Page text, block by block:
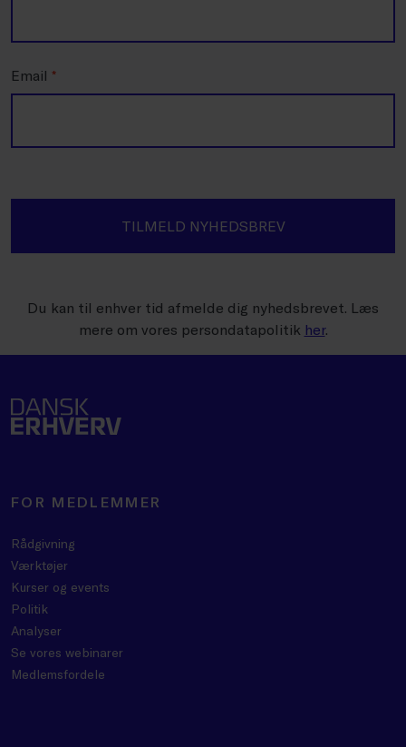
Email *
TILMELD NYHEDSBREV
Du kan til enhver tid afmelde dig nyhedsbrevet. Læs
mere om vores persondatapolitik her.
FOR MEDLEMMER
Rådgivning
Værktøjer
Kurser og events
Politik
Analyser
Se vores webinarer
Medlemsfordele